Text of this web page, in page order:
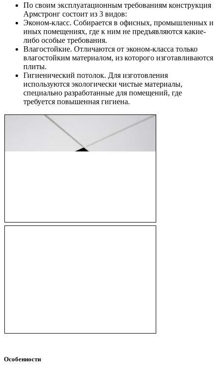
По своим эксплуатационным требованиям конструкция
Армстронг состоит из 3 видов:
Эконом-класс. Собирается в офисных, промышленных и
иных помещениях, где к ним не предъявляются какие-
либо особые требования.
Влагостойкие. Отличаются от эконом-класса только
влагостойким материалом, из которого изготавливаются
плиты.
Гигиенический потолок. Для изготовления
используются экологически чистые материалы,
специально разработанные для помещений, где
требуется повышенная гигиена.
Особенности